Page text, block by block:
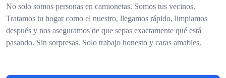
No solo somos personas en camionetas. Somos tus vecinos.
Tratamos tu hogar como el nuestro, llegamos rápido, limpiamos
después y nos aseguramos de que sepas exactamente qué está
pasando. Sin sorpresas. Solo trabajo honesto y caras amables.